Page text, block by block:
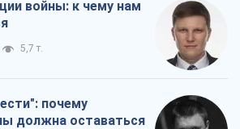
войны: к чему нам
5,7 т.
почему
должна оставаться